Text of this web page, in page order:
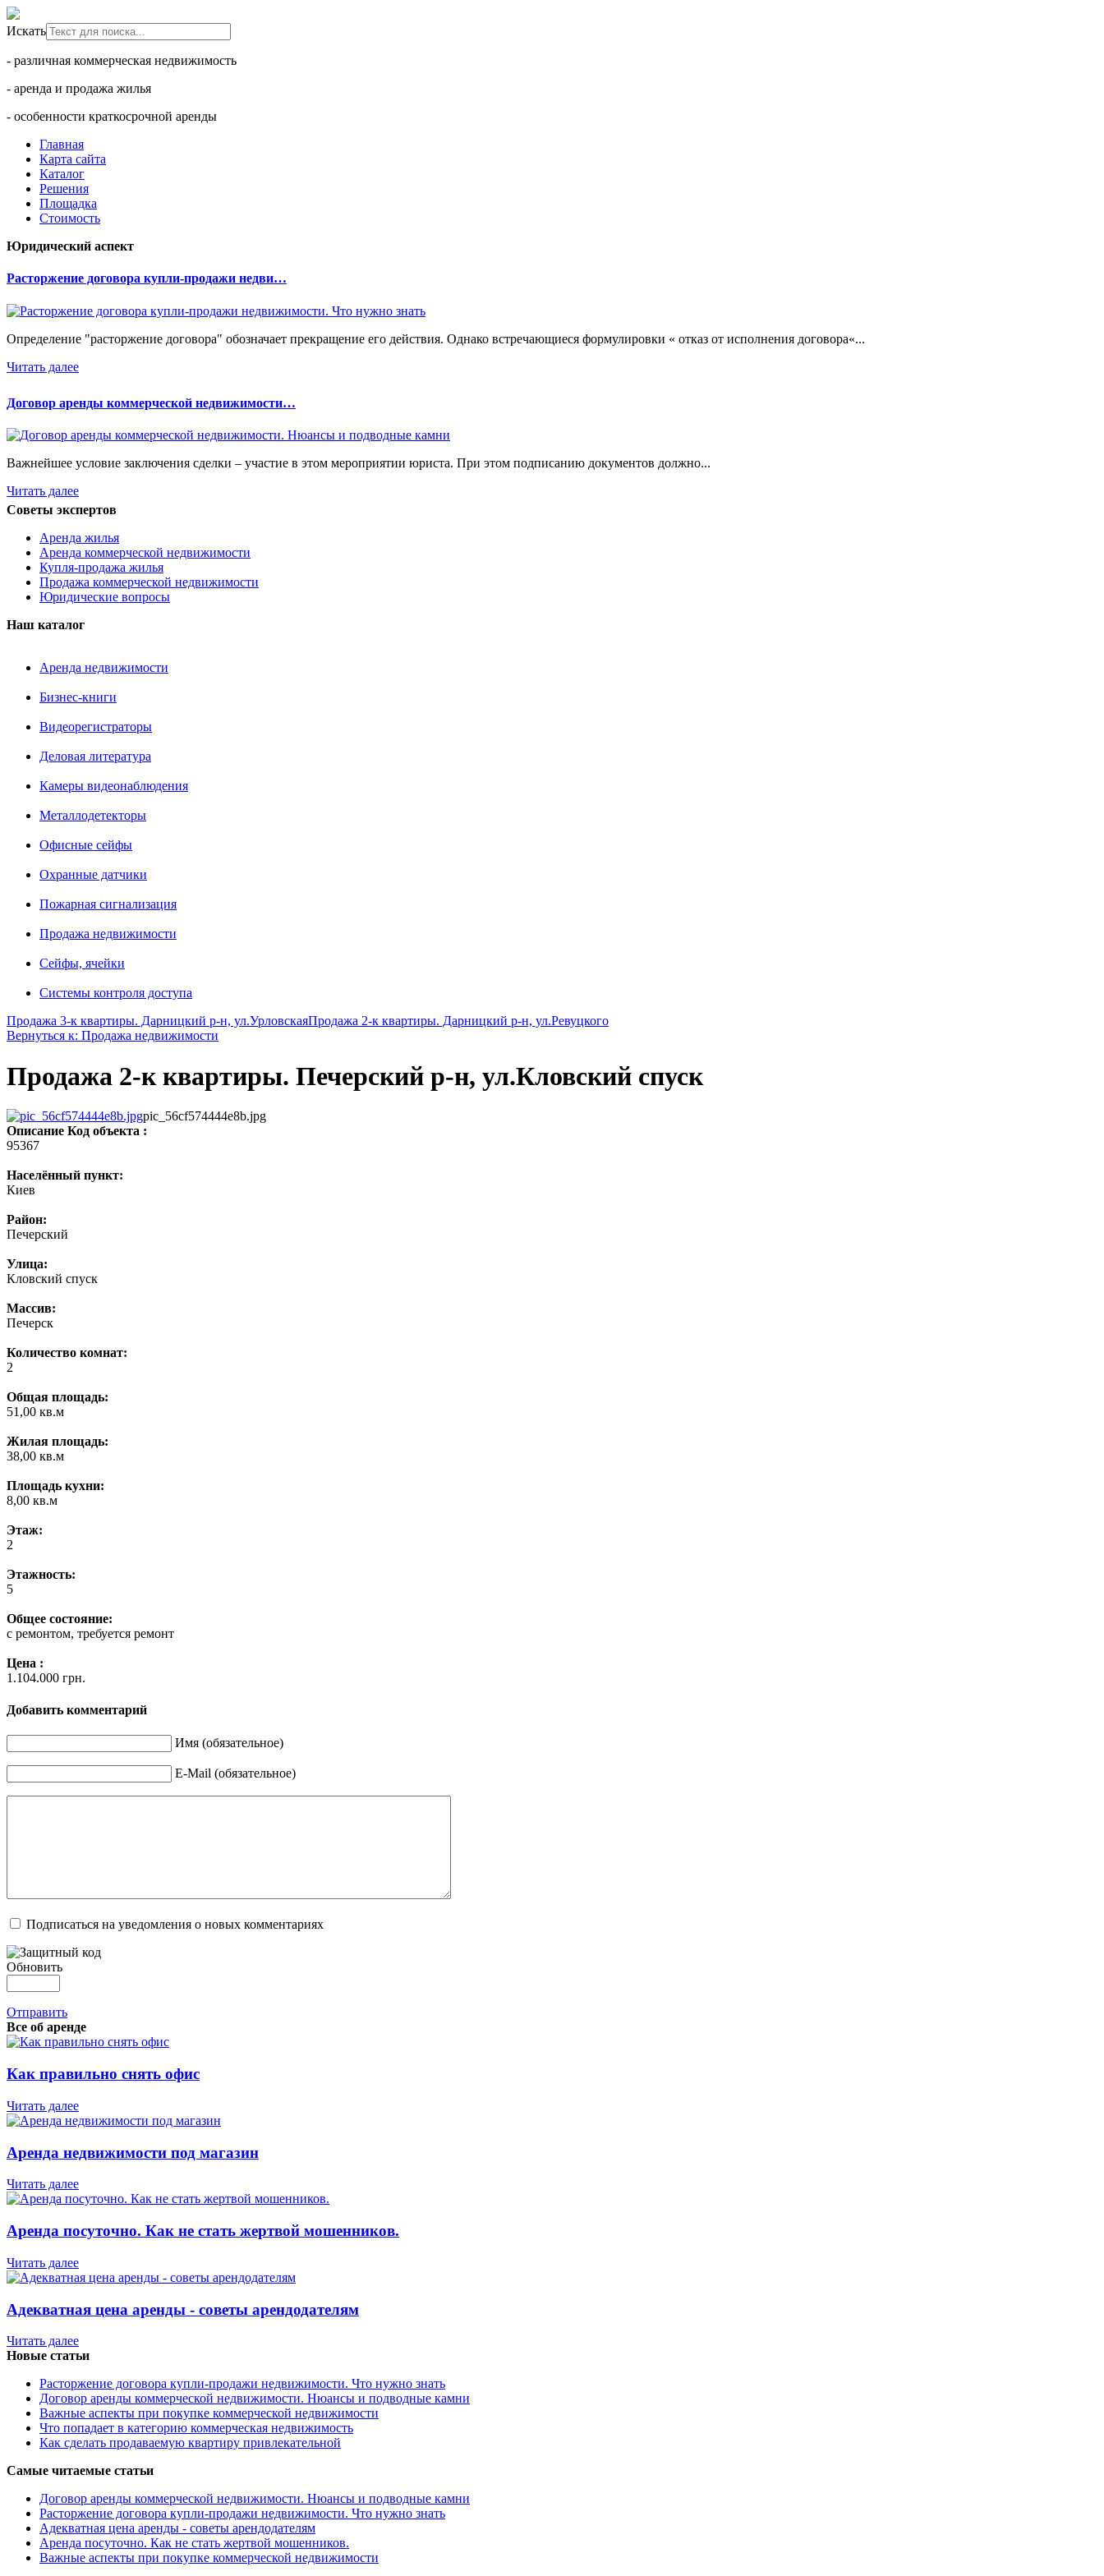
Искать
- различная коммерческая недвижимость
- аренда и продажа жилья
- особенности краткосрочной аренды
Главная
Карта сайта
Каталог
Решения
Площадка
Стоимость
Юридический аспект
Расторжение договора купли-продажи недви…
Определение "расторжение договора" обозначает прекращение его действия. Однако встречающиеся формулировки « отказ от исполнения договора«...
Читать далее
Договор аренды коммерческой недвижимости…
Важнейшее условие заключения сделки – участие в этом мероприятии юриста. При этом подписанию документов должно...
Читать далее
Советы экспертов
Аренда жилья
Аренда коммерческой недвижимости
Купля-продажа жилья
Продажа коммерческой недвижимости
Юридические вопросы
Наш каталог
Аренда недвижимости
Бизнес-книги
Видеорегистраторы
Деловая литература
Камеры видеонаблюдения
Металлодетекторы
Офисные сейфы
Охранные датчики
Пожарная сигнализация
Продажа недвижимости
Сейфы, ячейки
Системы контроля доступа
Продажа 3-к квартиры. Дарницкий р-н, ул.УрловскаяПродажа 2-к квартиры. Дарницкий р-н, ул.Ревуцкого
Вернуться к: Продажа недвижимости
Продажа 2-к квартиры. Печерский р-н, ул.Кловский спуск
pic_56cf574444e8b.jpg
Описание Код объекта :
95367
Населённый пункт:
Киев
Район:
Печерский
Улица:
Кловский спуск
Массив:
Печерск
Количество комнат:
2
Общая площадь:
51,00 кв.м
Жилая площадь:
38,00 кв.м
Площадь кухни:
8,00 кв.м
Этаж:
2
Этажность:
5
Общее состояние:
с ремонтом, требуется ремонт
Цена :
1.104.000 грн.
Добавить комментарий
Имя (обязательное)
E-Mail (обязательное)
Подписаться на уведомления о новых комментариях
Обновить
Отправить
Все об аренде
Как правильно снять офис
Читать далее
Аренда недвижимости под магазин
Читать далее
Аренда посуточно. Как не стать жертвой мошенников.
Читать далее
Адекватная цена аренды - советы арендодателям
Читать далее
Новые статьи
Расторжение договора купли-продажи недвижимости. Что нужно знать
Договор аренды коммерческой недвижимости. Нюансы и подводные камни
Важные аспекты при покупке коммерческой недвижимости
Что попадает в категорию коммерческая недвижимость
Как сделать продаваемую квартиру привлекательной
Самые читаемые статьи
Договор аренды коммерческой недвижимости. Нюансы и подводные камни
Расторжение договора купли-продажи недвижимости. Что нужно знать
Адекватная цена аренды - советы арендодателям
Аренда посуточно. Как не стать жертвой мошенников.
Важные аспекты при покупке коммерческой недвижимости